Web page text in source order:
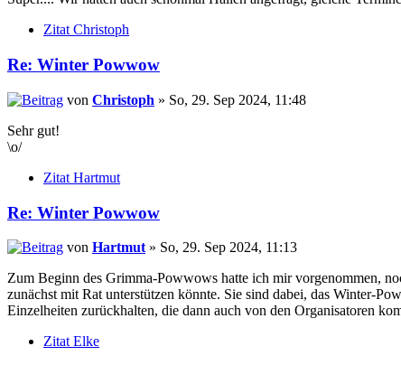
Zitat Christoph
Re: Winter Powwow
von Christoph » So, 29. Sep 2024, 11:48
Sehr gut!
\o/
Zitat Hartmut
Re: Winter Powwow
von Hartmut » So, 29. Sep 2024, 11:13
Zum Beginn des Grimma-Powwows hatte ich mir vorgenommen,
zunächst mit Rat unterstützen könnte. Sie sind dabei, das Winter-
Einzelheiten zurückhalten, die dann auch von den Organisatoren
Zitat Elke